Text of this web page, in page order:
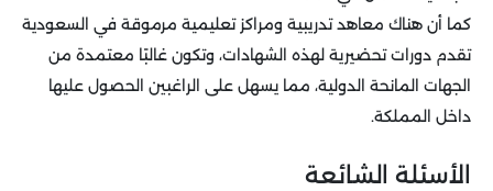
كما أن هناك معاهد تدريبية ومراكز تعليمية مرموقة في السعودية
تقدم دورات تحضيرية لهذه الشهادات، وتكون غالبًا معتمدة من
الجهات المانحة الدولية، مما يسهل على الراغبين الحصول عليها
داخل المملكة.
الأسئلة الشائعة